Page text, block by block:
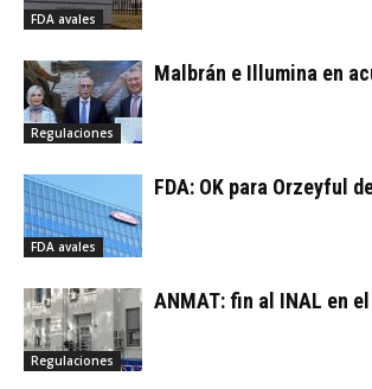
FDA avales
Regulaciones
Malbrán e Illumina en
FDA avales
FDA: OK para Orzeyful
Regulaciones
ANMAT: fin al INAL en